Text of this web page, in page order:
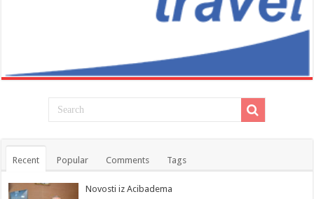
Recent Popular Comments Tags
Novosti iz Acibadema